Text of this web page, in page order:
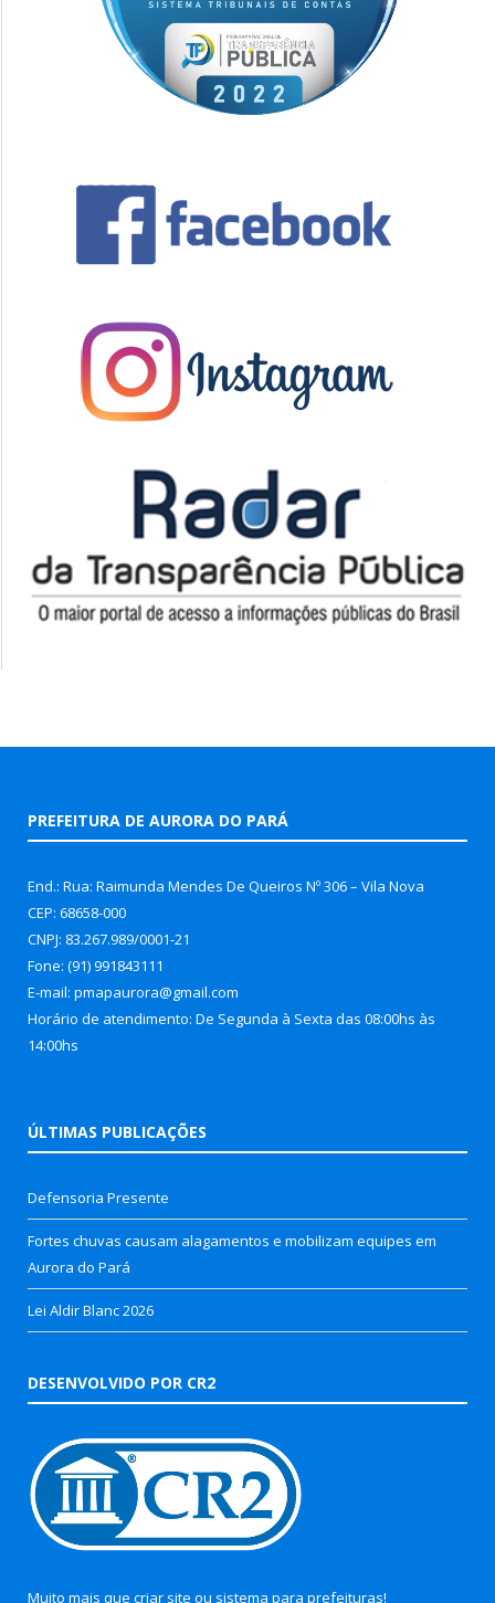
PREFEITURA DE AURORA DO PARÁ
End.: Rua: Raimunda Mendes De Queiros Nº 306 – Vila Nova
CEP: 68658-000
CNPJ: 83.267.989/0001-21
Fone: (91) 991843111
E-mail: pmapaurora@gmail.com
Horário de atendimento: De Segunda à Sexta das 08:00hs às
14:00hs
ÚLTIMAS PUBLICAÇÕES
Defensoria Presente
Fortes chuvas causam alagamentos e mobilizam equipes em
Aurora do Pará
Lei Aldir Blanc 2026
DESENVOLVIDO POR CR2
Muito mais que criar site ou sistema para prefeituras!